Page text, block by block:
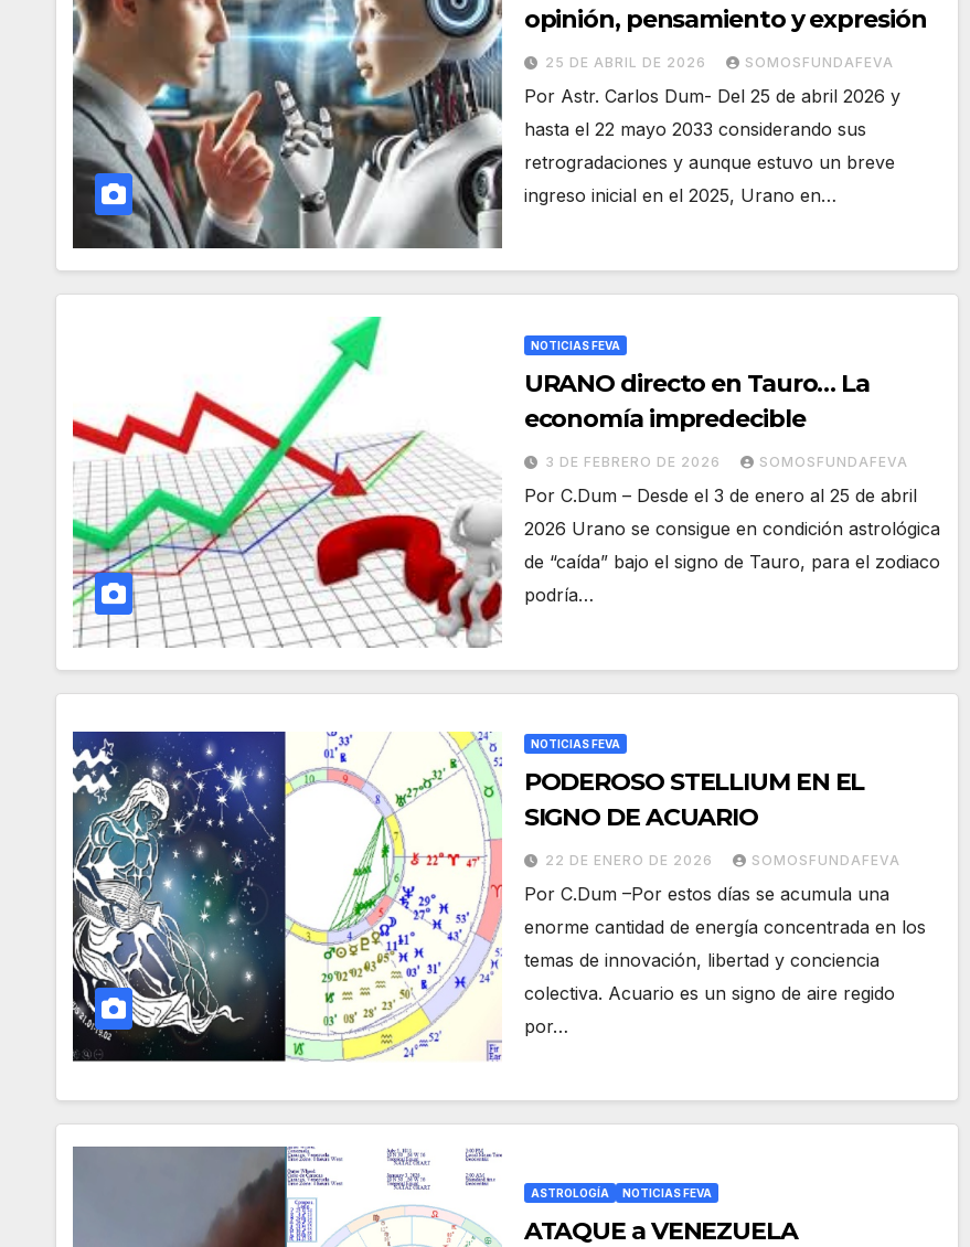
opinión, pensamiento y expresión
25 DE ABRIL DE 2026 SOMOSFUNDAFEVA
Por Astr. Carlos Dum- Del 25 de abril 2026 y
hasta el 22 mayo 2033 considerando sus
retrogradaciones y aunque estuvo un breve
ingreso inicial en el 2025, Urano en…
NOTICIAS FEVA
URANO directo en Tauro… La
economía impredecible
3 DE FEBRERO DE 2026 SOMOSFUNDAFEVA
Por C.Dum – Desde el 3 de enero al 25 de abril
2026 Urano se consigue en condición astrológica
de “caída” bajo el signo de Tauro, para el zodiaco
podría…
NOTICIAS FEVA
PODEROSO STELLIUM EN EL
SIGNO DE ACUARIO
22 DE ENERO DE 2026 SOMOSFUNDAFEVA
Por C.Dum –Por estos días se acumula una
enorme cantidad de energía concentrada en los
temas de innovación, libertad y conciencia
colectiva. Acuario es un signo de aire regido
por…
ASTROLOGÍA NOTICIAS FEVA
ATAQUE a VENEZUELA